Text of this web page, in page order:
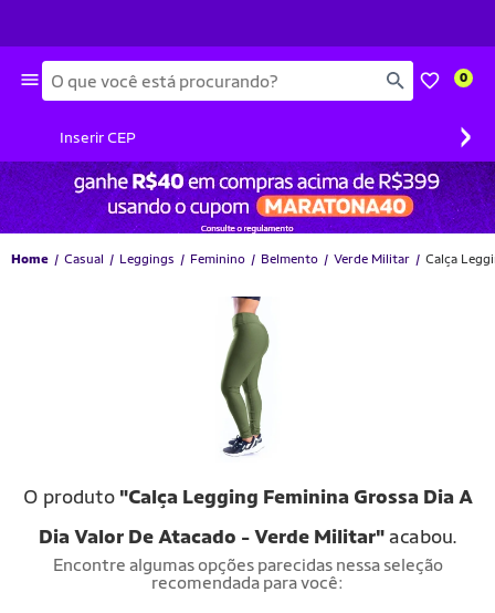
Busca 0
Inserir CEP ›
Home Casual Leggings Feminino Belmento Verde Militar Calça
O produto "Calça Legging Feminina Grossa Dia A
Dia Valor De Atacado - Verde Militar"acabou.
Encontre algumas opções parecidas nessa seleção
recomendada para você: